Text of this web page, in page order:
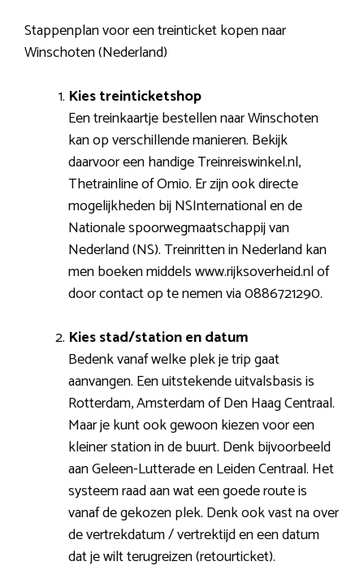
Stappenplan voor een treinticket kopen naar
Winschoten (Nederland)
Kies treinticketshop
Een treinkaartje bestellen naar Winschoten
kan op verschillende manieren. Bekijk
daarvoor een handige Treinreiswinkel.nl,
Thetrainline of Omio. Er zijn ook directe
mogelijkheden bij NSInternational en de
Nationale spoorwegmaatschappij van
Nederland (NS). Treinritten in Nederland kan
men boeken middels www.rijksoverheid.nl of
door contact op te nemen via 0886721290.
Kies stad/station en datum
Bedenk vanaf welke plek je trip gaat
aanvangen. Een uitstekende uitvalsbasis is
Rotterdam, Amsterdam of Den Haag Centraal.
Maar je kunt ook gewoon kiezen voor een
kleiner station in de buurt. Denk bijvoorbeeld
aan Geleen-Lutterade en Leiden Centraal. Het
systeem raad aan wat een goede route is
vanaf de gekozen plek. Denk ook vast na over
de vertrekdatum / vertrektijd en een datum
dat je wilt terugreizen (retourticket).